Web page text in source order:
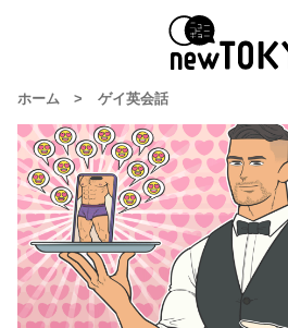
ホーム > ゲイ英会話